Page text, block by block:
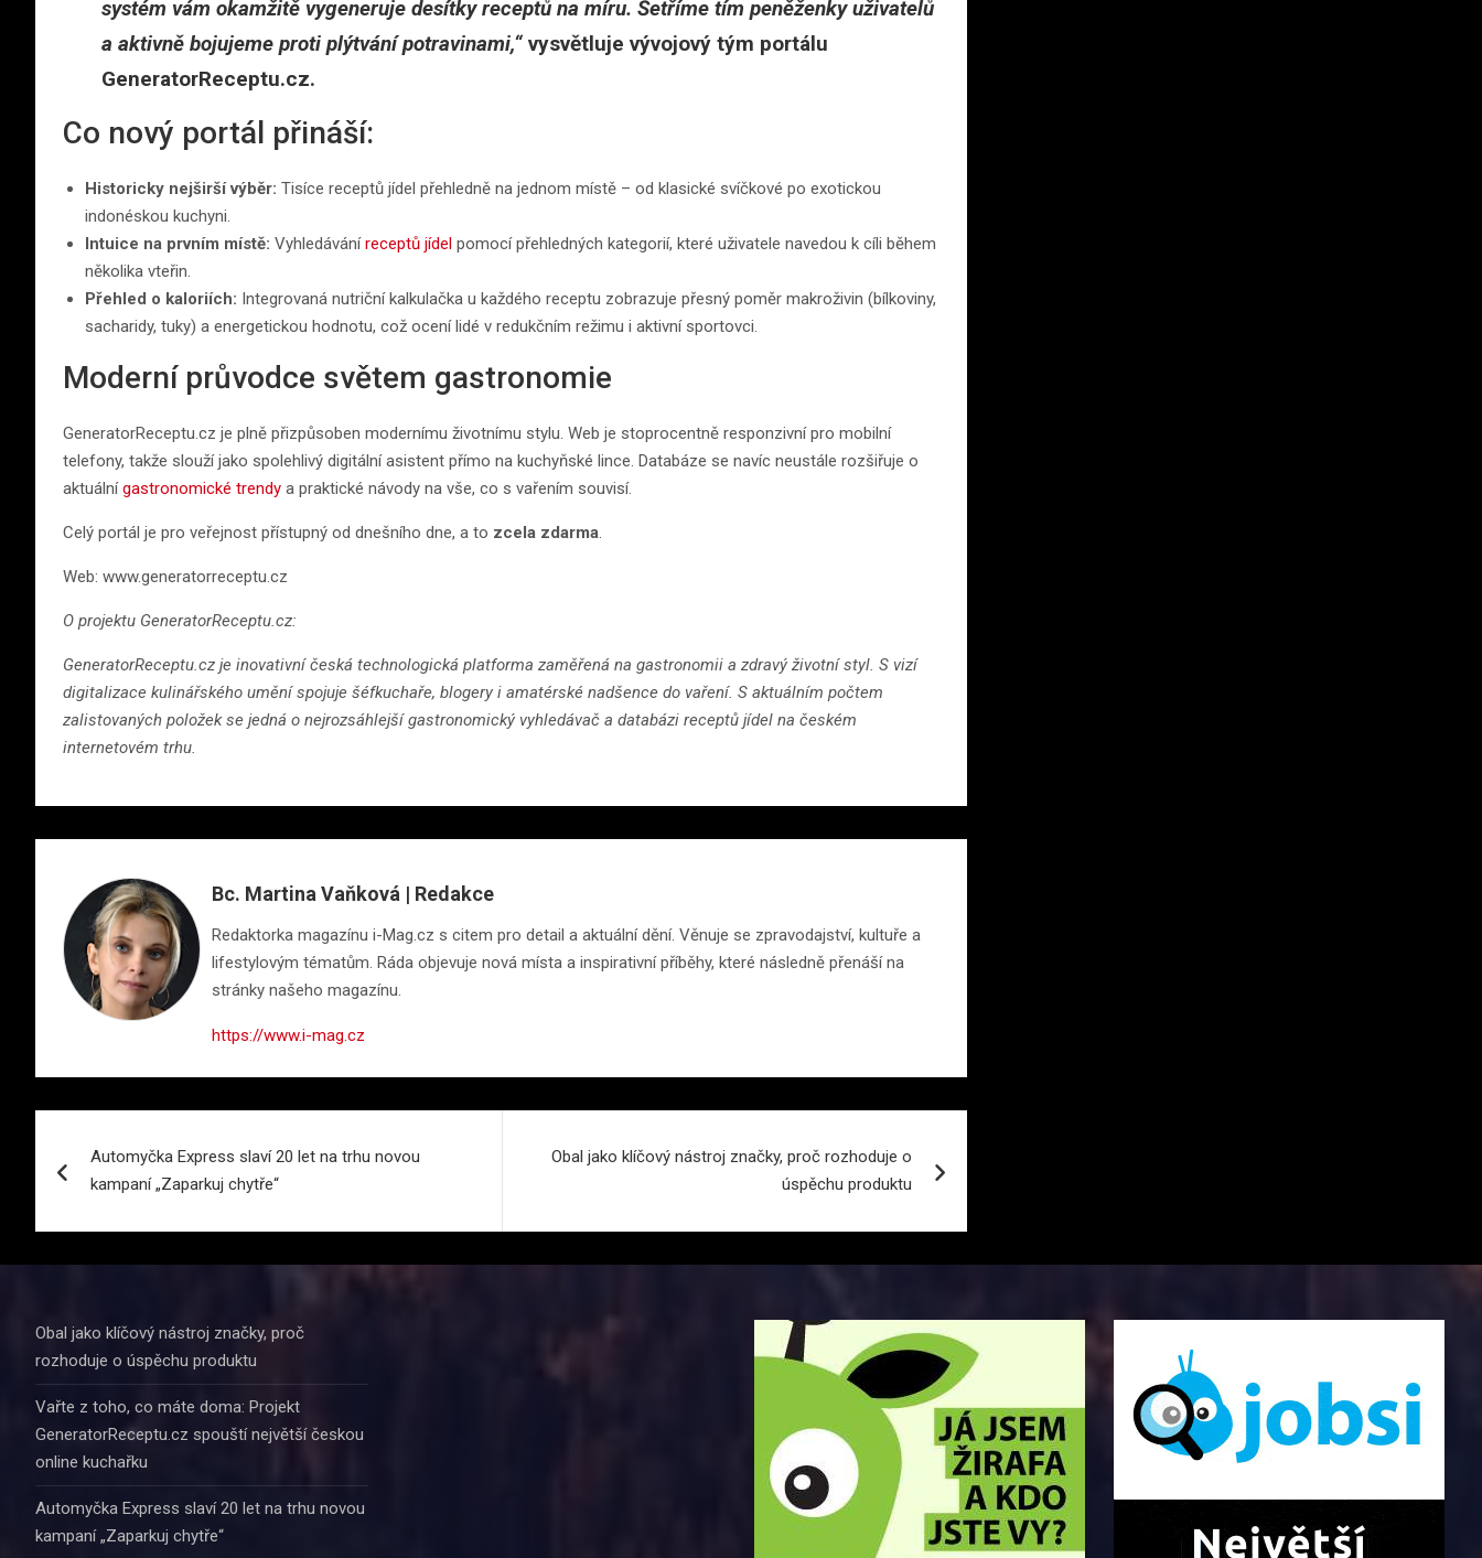
systém vám okamžitě vygeneruje desítky receptů na míru. Šetříme tím peněženky uživatelů
a aktivně bojujeme proti plýtvání potravinami,“ vysvětluje vývojový tým portálu
GeneratorReceptu.cz.
Co nový portál přináší:
Historicky nejširší výběr: Tisíce receptů jídel přehledně na jednom místě – od klasické svíčkové po exotickou
indonéskou kuchyni.
Intuice na prvním místě: Vyhledáváníreceptů jídel pomocí přehledných kategorií, které uživatele navedou k cíli během
několika vteřin.
Přehled o kaloriích: Integrovaná nutriční kalkulačka u každého receptu zobrazuje přesný poměr makroživin (bílkoviny,
sacharidy, tuky) a energetickou hodnotu, což ocení lidé v redukčním režimu i aktivní sportovci.
Moderní průvodce světem gastronomie
GeneratorReceptu.cz je plně přizpůsoben modernímu životnímu stylu. Web je stoprocentně responzivní pro mobilní
telefony, takže slouží jako spolehlivý digitální asistent přímo na kuchyňské lince. Databáze se navíc neustále rozšiřuje o
aktuálnígastronomické trendy a praktické návody na vše, co s vařením souvisí.
Celý portál je pro veřejnost přístupný od dnešního dne, a to zcela zdarma.
Web: www.generatorreceptu.cz
O projektu GeneratorReceptu.cz:
GeneratorReceptu.cz je inovativní česká technologická platforma zaměřená na gastronomii a zdravý životní styl. S vizí
digitalizace kulinářského umění spojuje šéfkuchaře, blogery i amatérské nadšence do vaření. S aktuálním počtem
zalistovaných položek se jedná o nejrozsáhlejší gastronomický vyhledávač a databázi receptů jídel na českém
internetovém trhu.
Bc. Martina Vaňková | Redakce
Redaktorka magazínu i-Mag.cz s citem pro detail a aktuální dění. Věnuje se zpravodajství, kultuře a
lifestylovým tématům. Ráda objevuje nová místa a inspirativní příběhy, které následně přenáší na
stránky našeho magazínu.
https://www.i-mag.cz
pro
příspěvek
Automyčka Express slaví 20 let na trhu novou
kampaní „Zaparkuj chytře“
Obal jako klíčový nástroj značky, proč rozhoduje o
úspěchu produktu
Obal jako klíčový nástroj značky, proč
rozhoduje o úspěchu produktu
Vařte z toho, co máte doma: Projekt
GeneratorReceptu.cz spouští největší českou
online kuchařku
Automyčka Express slaví 20 let na trhu novou
kampaní „Zaparkuj chytře“